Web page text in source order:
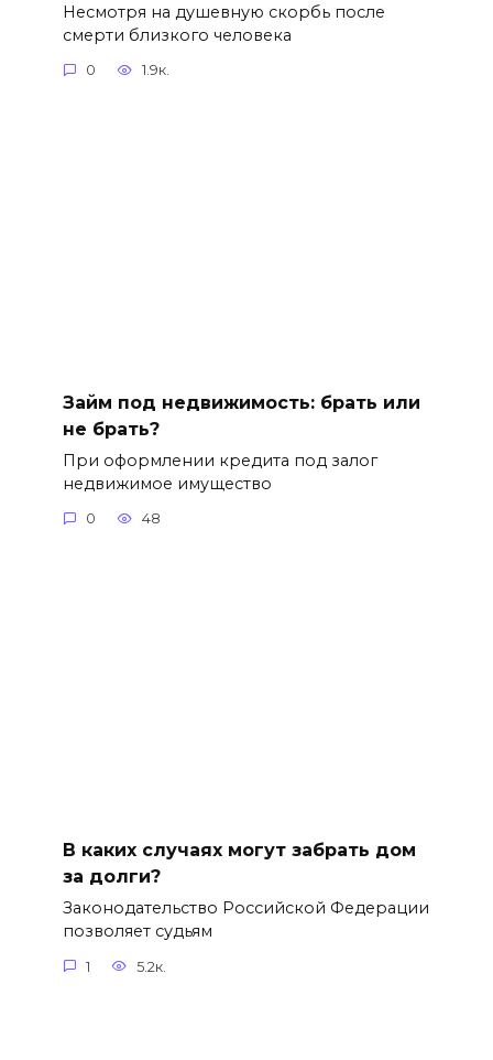
Несмотря на душевную скорбь после
смерти близкого человека
0 1.9к.
Займ под недвижимость: брать или
не брать?
При оформлении кредита под залог
недвижимое имущество
0 48
В каких случаях могут забрать дом
за долги?
Законодательство Российской Федерации
позволяет судьям
1 5.2к.